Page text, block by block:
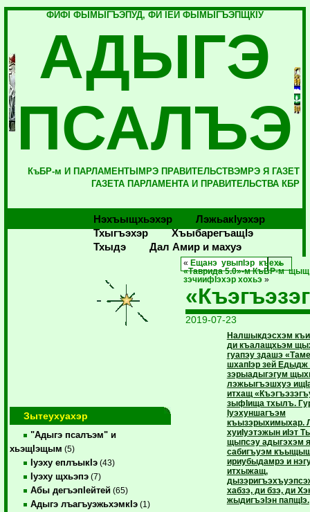
ФИФI ФЫМЫГЪЭПУД, ФИ IЕЙ ФЫМЫГЪЭПЩКIУ
АДЫГЭ
ПСАЛЪЭ
КъБР-м И ПАРЛАМЕНТЫМРЭ ПРАВИТЕЛЬСТВЭМРЭ Я ГАЗЕТ
ГАЗЕТА ПАРЛАМЕНТА И ПРАВИТЕЛЬСТВА КБР
Нэхъыщхьэхэр
Лэжьакlуэхэр
Тхыгъэхэр
Хъыбарегъащlэ
Тхыдэ
Дал Амир и махуэ
Зытеухуахэр
"Адыгэ псалъэм" и
хьэщIэщым (5)
Iуэху еплъыкIэ (43)
Iуэху щхьэпэ (7)
Абы дегъэпIейтей (65)
Адыгэ лъагъуэжьхэмкIэ (1)
« Ещанэ увыпIэр къехь
«Таврида 5.0»-м КъБР-м щыщ
зэчиифIэхэр хохьэ »
2019-07-23
Налшыкдэсхэм
ди къалащхьэм
гуапэу здашэ
шхапIэр зей Едыдж
зэрыадыгэгум
лэжьыгъэшхуэ
итхащ
зыфIища тхылъ.
Iуэхуншагъэм
къызэрыхимыхар.
хуиIуэтэжын иIэт
щыпсэу адыгэхэм
сабигъуэм
ириубыдамрэ и
итхыжащ,
хабзэ, ди бзэ, ди
жыдигъэIэн папщIэ.